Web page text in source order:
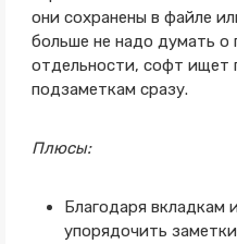
они сохранены в файле
больше не надо думать о
отдельности, софт ищет
подзаметкам сразу.
Плюсы:
Благодаря вкладкам
упорядочить